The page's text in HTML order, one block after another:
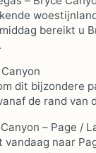
bereikt u
dit bijzondere
de rand van
– Page /
vandaag naar